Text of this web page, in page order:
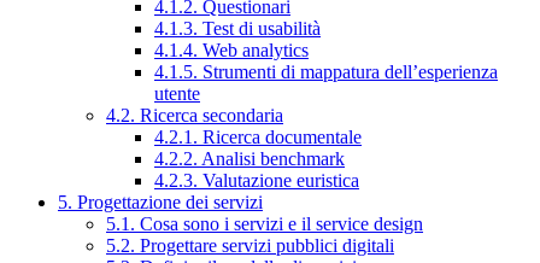
4.1.2. Questionari
4.1.3. Test di usabilità
4.1.4. Web analytics
4.1.5. Strumenti di mappatura dell’esperienza
utente
4.2. Ricerca secondaria
4.2.1. Ricerca documentale
4.2.2. Analisi benchmark
4.2.3. Valutazione euristica
5. Progettazione dei servizi
5.1. Cosa sono i servizi e il service design
5.2. Progettare servizi pubblici digitali